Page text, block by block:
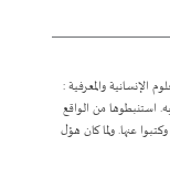
الإنسانية والمعرفية :
استنبطوها من الواقع
عنها. ولما كان هؤل